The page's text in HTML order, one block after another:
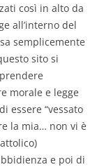
così in alto da
all’interno del
semplicemente
sito si
morale e legge
essere “vessato
la mia… non vi è
e poi di